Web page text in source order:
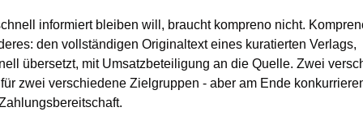
informiert bleiben will, braucht kompreno nicht.
den vollständigen Originaltext eines kuratierten Verlags,
übersetzt, mit Umsatzbeteiligung an die Quelle. Zwei
zwei verschiedene Zielgruppen - aber am Ende